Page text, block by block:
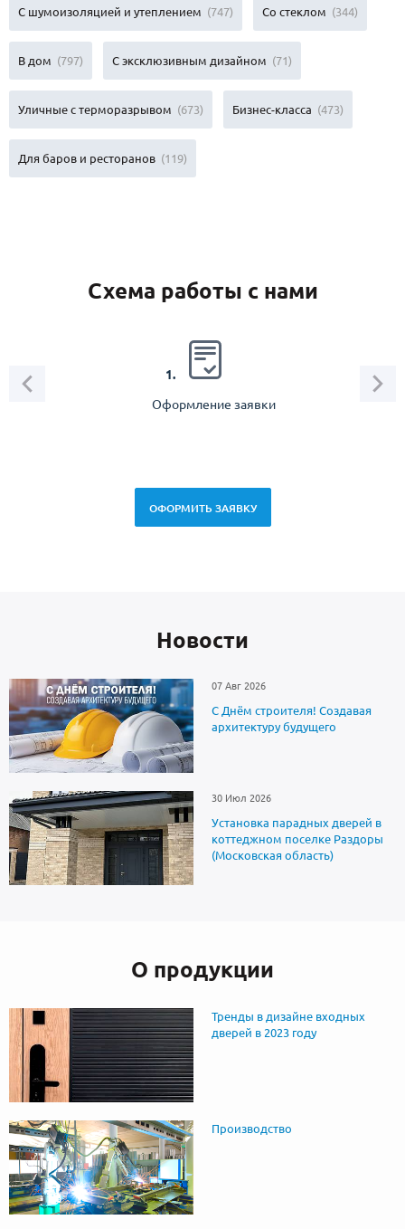
С шумоизоляцией и утеплением (747) Со стеклом (344)
В дом (797) С эксклюзивным дизайном (71)
Уличные с терморазрывом (673) Бизнес-класса (473)
Для баров и ресторанов (119)
Схема работы с нами
1.
Оформление заявки
ОФОРМИТЬ ЗАЯВКУ
Новоcти
07 Авг 2026
С Днём строителя! Создавая
архитектуру будущего
30 Июл 2026
Установка парадных дверей в
коттеджном поселке Раздоры
(Московская область)
О продукции
Тренды в дизайне входных
дверей в 2023 году
Производство